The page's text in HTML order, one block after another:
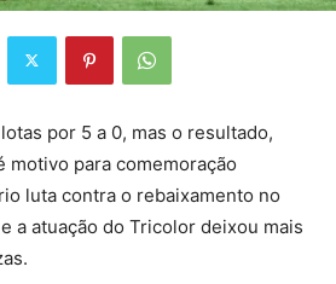
por 5 a 0, mas o resultado,
motivo para comemoração
luta contra o rebaixamento no
a atuação do Tricolor deixou mais